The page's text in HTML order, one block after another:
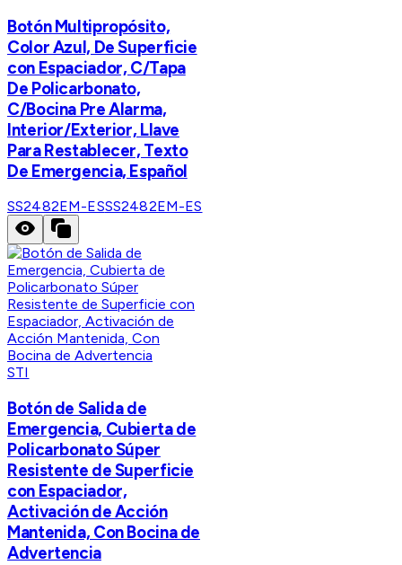
​Botón Multipropósito,
Color Azul, De Superficie
con Espaciador, C/Tapa
De Policarbonato,
C/Bocina Pre Alarma,
Interior/Exterior, Llave
Para Restablecer, Texto
De Emergencia, Español
SS2482EM-ESSS2482EM-ES
STI
Botón de Salida de
Emergencia, Cubierta de
Policarbonato Súper
Resistente de Superficie
con Espaciador,
Activación de Acción
Mantenida, Con Bocina de
Advertencia